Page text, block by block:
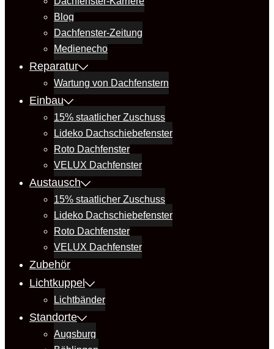
Blog
Dachfenster-Zeitung
Medienecho
Reparatur
Wartung von Dachfenstern
Einbau
15% staatlicher Zuschuss
Lideko Dachschiebefenster
Roto Dachfenster
VELUX Dachfenster
Austausch
15% staatlicher Zuschuss
Lideko Dachschiebefenster
Roto Dachfenster
VELUX Dachfenster
Zubehör
Lichtkuppel
Lichtbänder
Standorte
Augsburg